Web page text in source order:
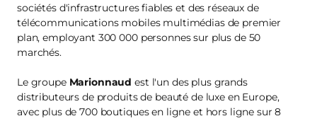
sociétés d'infrastructures fiables et des réseaux de
télécommunications mobiles multimédias de premier
plan, employant 300 000 personnes sur plus de 50
marchés.
Le groupe Marionnaudest l'un des plus grands
distributeurs de produits de beauté de luxe en Europe,
avec plus de 700 boutiques en ligne et hors ligne sur 8